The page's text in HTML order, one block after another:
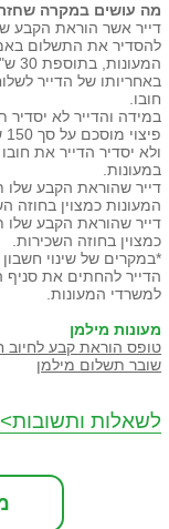
מה עושים במקרה
דייר אשר הוראת הקבע
להסדיר את התשלום
המעונות, בתוספת 30 ש"ח עבור עמלה, תוך שבעה ימים.
באחריותו של הדייר
חובו.
במידה והדייר לא
ולא יסדיר הדייר את
במעונות.
דייר שהוראת הקבע שלו
המעונות כמצוין בחוזה
דייר שהוראת הקבע שלו
כמצוין בחוזה השכירות.
*במקרים של שינוי
הדייר להחתים את
למשרדי המעונות.
מעונות מילמן
טופס הוראת קבע לחיוב
שובר תשלום מילמן
לשאלות